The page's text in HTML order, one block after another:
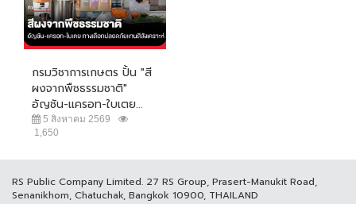
กรมวิชาการเกษตร ปั้น "สี
ผงจากพืชธรรมชาติ"
อัญชัน-แครอท-ใบเตย...
5 สิงหาคม 2569
1,650
RS Public Company Limited. 27 RS Group, Prasert-Manukit Road,
Senanikhom, Chatuchak, Bangkok 10900, THAILAND